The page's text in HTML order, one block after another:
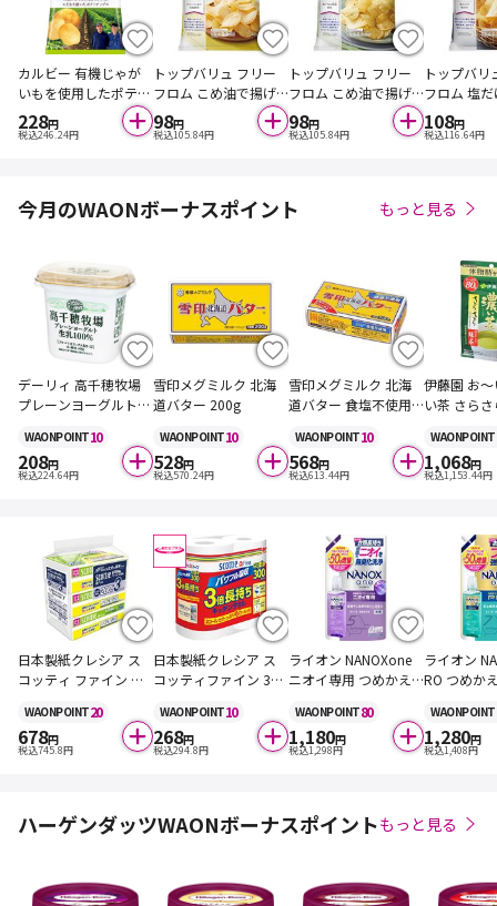
カルビー 有機じゃが
いもを使用したポテト
チップス 50g
228円
税込246.24円
トップバリュ フリー
フロム こめ油で揚げ、
塩だけで味付けしたポ
テトチップス 40g
98円
税込105.84円
トップバリュ フリー
フロム こめ油で揚げ
たポテトチップス の
りしお味 40g
98円
税込105.84円
トップバリ
フロム 塩
けしたポテ
60g
108円
税込116.64円
今月のWAONボーナスポイント もっと見る
デーリィ 高千穂牧場
プレーンヨーグルト
WAONPOINT10
208円
税込224.64円
雪印メグミルク 北海
道バター 200g
WAONPOINT10
528円
税込570.24円
雪印メグミルク 北海
道バター 食塩不使用 2
WAONPOINT10
568円
税込613.44円
伊藤園 お
い茶 さら
茶 80g
WAONPOINT
1,068円
税込1,153.44円
日本製紙クレシア ス
コッティ ファイン ペ
サッと 400枚(200組)
×3個
WAONPOINT20
678円
税込745.8円
日本製紙クレシア ス
コッティファイン 3倍
カット 2ロール
WAONPOINT10
268円
税込294.8円
ライオン NANOXone
ニオイ専用 つめかえ
サイズ 増量品 1580g
WAONPOINT80
1,180円
税込1,298円
ライオン
RO つめか
量品 1450g
WAONPOINT
1,280円
税込1,408円
ハーゲンダッツWAONボーナスポイントもっと見る